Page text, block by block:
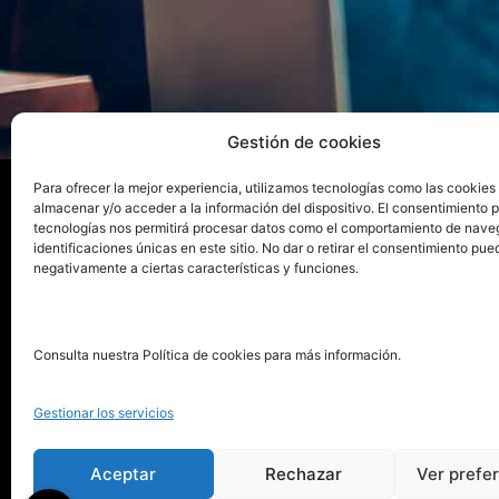
Gestión de cookies
Para ofrecer la mejor experiencia, utilizamos tecnologías como las cookies
almacenar y/o acceder a la información del dispositivo. El consentimiento
tecnologías nos permitirá procesar datos como el comportamiento de
identificaciones únicas en este sitio. No dar o retirar el consentimiento
negativamente a ciertas características y funciones.
Consulta nuestra Política de cookies para más información.
Gestionar los servicios
Aceptar Rechazar Ver
pionero de autoedición
911 413 306
info@puntorojolibros.com
La